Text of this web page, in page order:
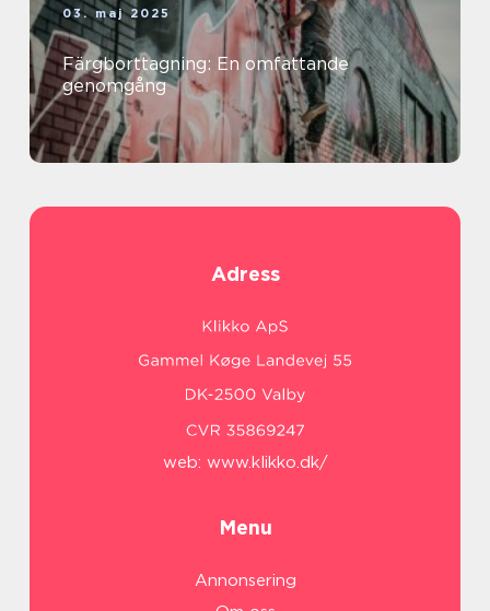
03. maj 2025
Färgborttagning: En omfattande
genomgång
Adress
web: www.klikko.dk/
Menu
Annonsering